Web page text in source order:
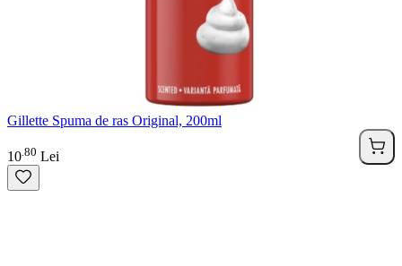
Gillette Spuma de ras Original, 200ml
10 80 Lei